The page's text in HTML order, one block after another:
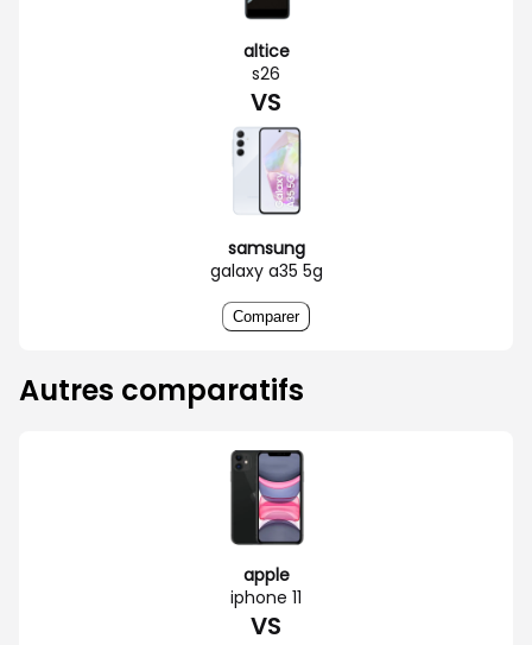
altice
s26
VS
samsung
galaxy a35 5g
Comparer
Autres comparatifs
apple
iphone 11
VS